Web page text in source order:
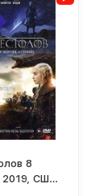
8
2019, США,